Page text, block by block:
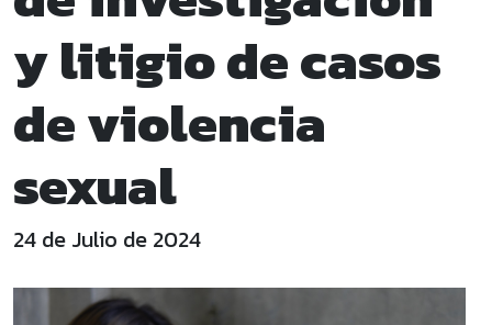
y litigio de casos
de violencia
sexual
24 de Julio de 2024